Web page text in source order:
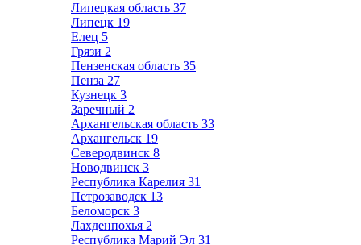
Липецкая область 37
Липецк 19
Елец 5
Грязи 2
Пензенская область 35
Пенза 27
Кузнецк 3
Заречный 2
Архангельская область 33
Архангельск 19
Северодвинск 8
Новодвинск 3
Республика Карелия 31
Петрозаводск 13
Беломорск 3
Лахденпохья 2
Республика Марий Эл 31